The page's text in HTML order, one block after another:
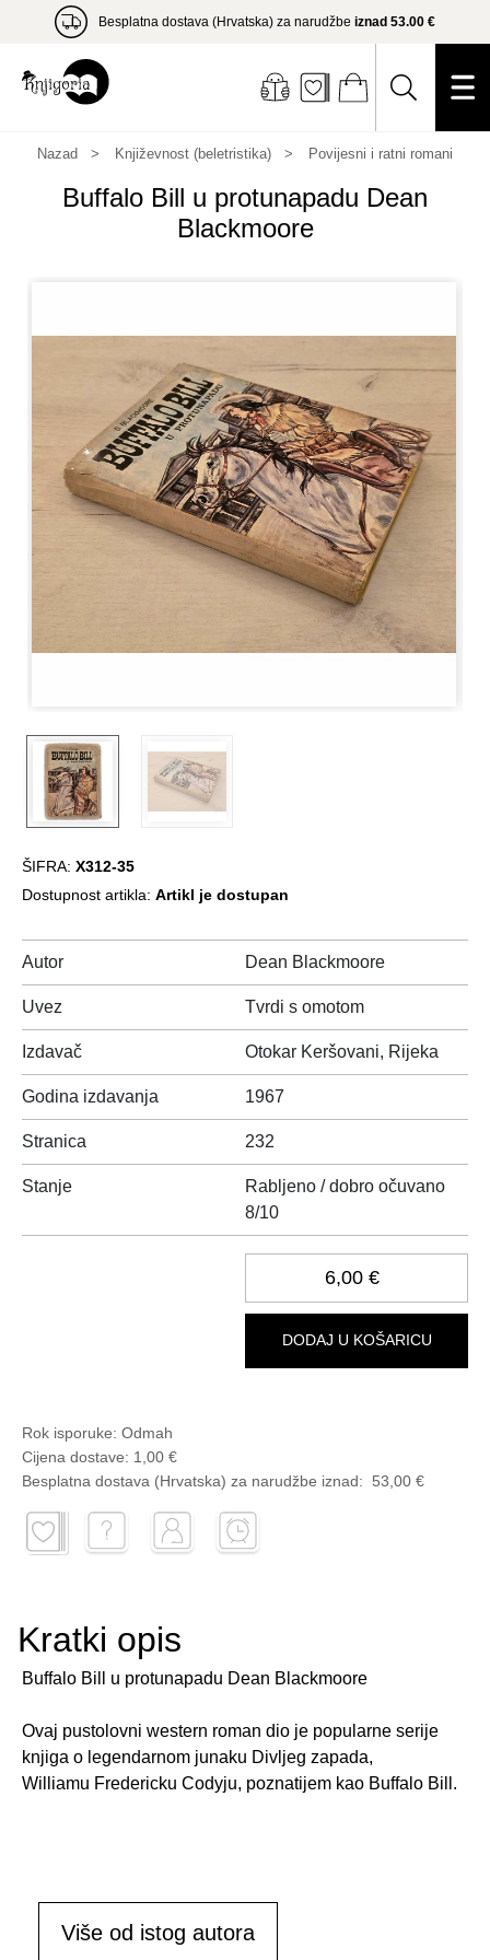
Besplatna dostava (Hrvatska) za narudžbe iznad 53.00 €
Nazad Književnost (beletristika) Povijesni i ratni romani
Buffalo Bill u protunapadu Dean
Blackmoore
ŠIFRA: X312-35
Dostupnost artikla: Artikl je dostupan
Autor Dean Blackmoore
Uvez Tvrdi s omotom
Izdavač Otokar Keršovani, Rijeka
Godina izdavanja 1967
Stranica 232
Stanje
Rabljeno / dobro očuvano
8/10
6,00 €
DODAJ U KOŠARICU
Rok isporuke: Odmah
Cijena dostave: 1,00 €
Besplatna dostava (Hrvatska) za narudžbe iznad: 53,00 €
Kratki opis
Buffalo Bill u protunapadu Dean Blackmoore
Ovaj pustolovni western roman dio je popularne serije
knjiga o legendarnom junaku Divljeg zapada,
Williamu Fredericku Codyju, poznatijem kao Buffalo Bill.
Više od istog autora